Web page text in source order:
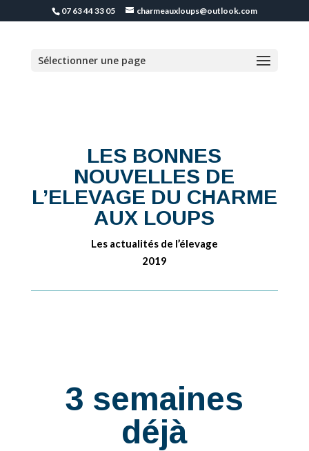
07 63 44 33 05 charmeauxloups@outlook.com
Sélectionner une page
LES BONNES
NOUVELLES DE
L’ELEVAGE DU CHARME
AUX LOUPS
Les actualités de l’élevage
2019
3 semaines
déjà